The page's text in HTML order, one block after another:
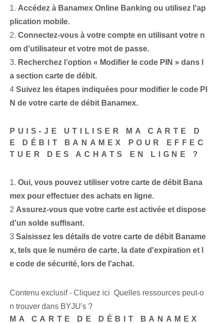
1.⁤ Accédez à Banamex Online Banking ou utilisez l'ap
plication mobile.
2.⁤ Connectez-vous à votre compte en utilisant votre n
om d'utilisateur et votre mot de passe.
3. Recherchez l’option « Modifier le code PIN » dans l
a section carte de débit.
4 Suivez les étapes indiquées pour modifier le code PI
N de votre carte de débit Banamex.
PUIS-JE UTILISER MA CARTE D
E DÉBIT BANAMEX POUR EFFEC
TUER DES ACHATS EN LIGNE ?
1. Oui, vous pouvez utiliser votre carte de débit Bana
mex pour effectuer des achats en ligne.
2 Assurez-vous que votre carte est activée et dispose
d'un solde suffisant.
3 Saisissez les détails de votre carte de débit Baname
x, tels que le numéro de carte, la date d'expiration et l
e code de sécurité, lors de l'achat.
Contenu exclusif - Cliquez ici Quelles ressources peut-o
n trouver dans BYJU's ?
MA CARTE DE DÉBIT BANAMEX